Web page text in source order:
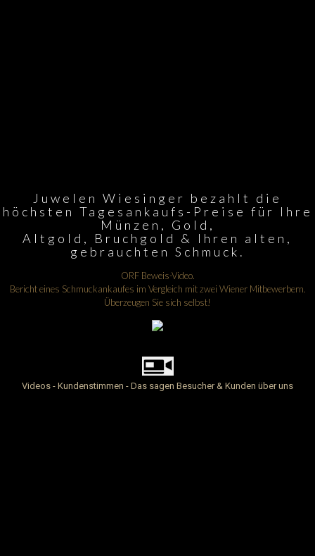
Juwelen Wiesinger bezahlt die
höchsten Tagesankaufs-Preise für Ihre
Münzen, Gold,
Altgold, Bruchgold & Ihren alten,
gebrauchten Schmuck.
ORF Beweis-Video.
Bericht eines Schmuckankaufes im Vergleich mit zwei Wiener Mitbewerbern.
Überzeugen Sie sich selbst!
Videos - Kundenstimmen - Das sagen Besucher & Kunden über uns